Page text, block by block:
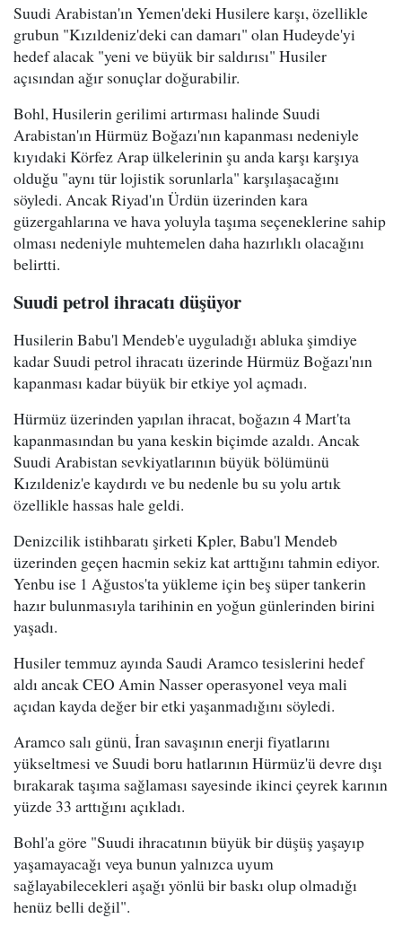
Suudi Arabistan'ın Yemen'deki Husilere karşı, özellikle
grubun "Kızıldeniz'deki can damarı" olan Hudeyde'yi
hedef alacak "yeni ve büyük bir saldırısı" Husiler
açısından ağır sonuçlar doğurabilir.
Bohl, Husilerin gerilimi artırması halinde Suudi
Arabistan'ın Hürmüz Boğazı'nın kapanması nedeniyle
kıyıdaki Körfez Arap ülkelerinin şu anda karşı karşıya
olduğu "aynı tür lojistik sorunlarla" karşılaşacağını
söyledi. Ancak Riyad'ın Ürdün üzerinden kara
güzergahlarına ve hava yoluyla taşıma seçeneklerine sahip
olması nedeniyle muhtemelen daha hazırlıklı olacağını
belirtti.
Suudi petrol ihracatı düşüyor
Husilerin Babu'l Mendeb'e uyguladığı abluka şimdiye
kadar Suudi petrol ihracatı üzerinde Hürmüz Boğazı'nın
kapanması kadar büyük bir etkiye yol açmadı.
Hürmüz üzerinden yapılan ihracat, boğazın 4 Mart'ta
kapanmasından bu yana keskin biçimde azaldı. Ancak
Suudi Arabistan sevkiyatlarının büyük bölümünü
Kızıldeniz'e kaydırdı ve bu nedenle bu su yolu artık
özellikle hassas hale geldi.
Denizcilik istihbaratı şirketi Kpler, Babu'l Mendeb
üzerinden geçen hacmin sekiz kat arttığını tahmin ediyor.
Yenbu ise 1 Ağustos'ta yükleme için beş süper tankerin
hazır bulunmasıyla tarihinin en yoğun günlerinden birini
yaşadı.
Husiler temmuz ayında Saudi Aramco tesislerini hedef
aldı ancak CEO Amin Nasser operasyonel veya mali
açıdan kayda değer bir etki yaşanmadığını söyledi.
Aramco salı günü, İran savaşının enerji fiyatlarını
yükseltmesi ve Suudi boru hatlarının Hürmüz'ü devre dışı
bırakarak taşıma sağlaması sayesinde ikinci çeyrek karının
yüzde 33 arttığını açıkladı.
Bohl'a göre "Suudi ihracatının büyük bir düşüş yaşayıp
yaşamayacağı veya bunun yalnızca uyum
sağlayabilecekleri aşağı yönlü bir baskı olup olmadığı
henüz belli değil".